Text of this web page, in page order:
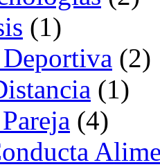
(1)
(2)
(1)
(4)